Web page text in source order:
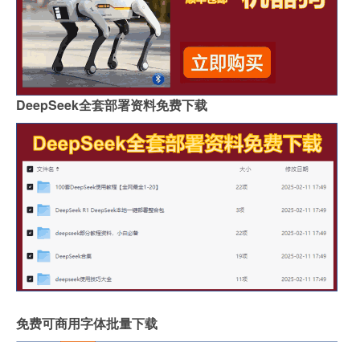
DeepSeek全套部署资料免费下载
免费可商用字体批量下载